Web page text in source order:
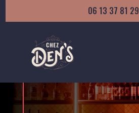
06 13 37 81 29